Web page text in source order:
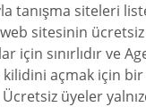
tanışma siteleri
sitesinin
için sınırlıdır ve
açmak için
üyeler